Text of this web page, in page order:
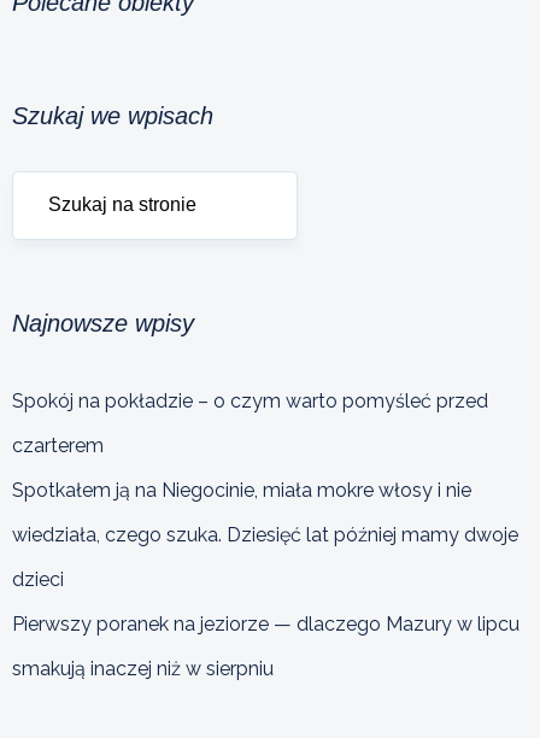
Szukaj we wpisach
Najnowsze wpisy
Spokój na pokładzie – o czym warto pomyśleć przed
czarterem
Spotkałem ją na Niegocinie, miała mokre włosy i nie
wiedziała, czego szuka. Dziesięć lat później mamy dwoje
dzieci
Pierwszy poranek na jeziorze — dlaczego Mazury w lipcu
smakują inaczej niż w sierpniu